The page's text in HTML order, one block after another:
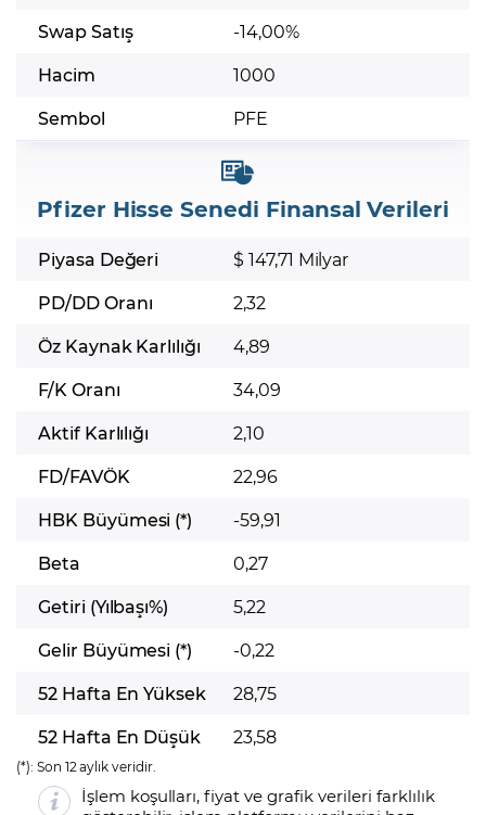
Swap Satış
-14,00%
Hacim
1000
Sembol
PFE
Pfizer Hisse Senedi Finansal Verileri
Piyasa Değeri
$ 147,71 Milyar
PD/DD Oranı
2,32
Öz Kaynak Karlılığı
4,89
F/K Oranı
34,09
Aktif Karlılığı
2,10
FD/FAVÖK
22,96
HBK Büyümesi (*)
-59,91
Beta
0,27
Getiri (Yılbaşı%)
5,22
Gelir Büyümesi (*)
-0,22
52 Hafta En Yüksek
28,75
52 Hafta En Düşük
23,58
(*): Son 12 aylık veridir.
İşlem koşulları, fiyat ve grafik verileri farklılık